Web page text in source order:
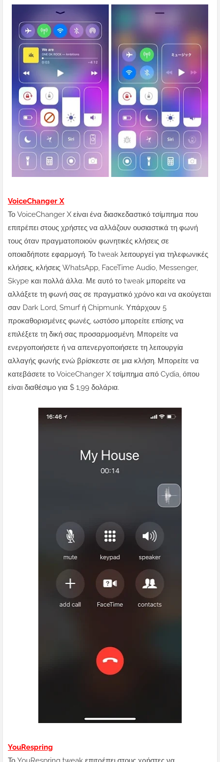
VoiceChanger X
Το VoiceChanger X είναι ένα διασκεδαστικό τσίμπημα που
επιτρέπει στους χρήστες να αλλάζουν ουσιαστικά τη φωνή
τους όταν πραγματοποιούν φωνητικές κλήσεις σε
οποιαδήποτε εφαρμογή. Το tweak λειτουργεί για τηλεφωνικές
κλήσεις, κλήσεις WhatsApp, FaceTime Audio, Messenger,
Skype και πολλά άλλα. Με αυτό το tweak μπορείτε να
αλλάξετε τη φωνή σας σε πραγματικό χρόνο και να ακούγεται
σαν Dark Lord, Smurf ή Chipmunk. Υπάρχουν 5
προκαθορισμένες φωνές, ωστόσο μπορείτε επίσης να
επιλέξετε τη δική σας προσαρμοσμένη. Μπορείτε να
ενεργοποιήσετε ή να απενεργοποιήσετε τη λειτουργία
αλλαγής φωνής ενώ βρίσκεστε σε μια κλήση. Μπορείτε να
κατεβάσετε το VoiceChanger X τσίμπημα από Cydia, όπου
είναι διαθέσιμο για $ 1,99 δολάρια.
YouRespring